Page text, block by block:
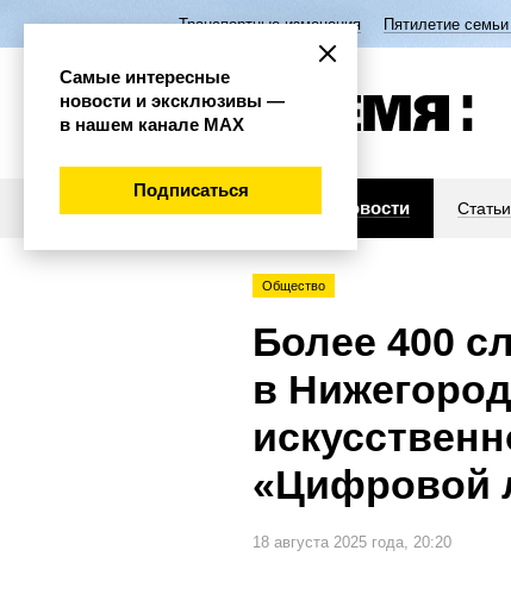
Транспортные изменения Пятилетие
Новости Статьи
Общество
Более 400
в
«Цифровой
18 августа 2025 года, 20:20
Самые интересные
новости и эксклюзивы —
в нашем канале МАХ
Подписаться